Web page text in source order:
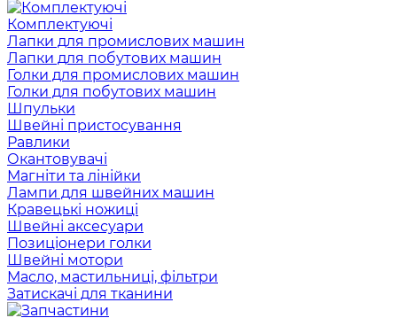
Комплектуючі
Лапки для промислових машин
Лапки для побутових машин
Голки для промислових машин
Голки для побутових машин
Шпульки
Швейні пристосування
Равлики
Окантовувачі
Магніти та лінійки
Лампи для швейних машин
Кравецькі ножиці
Швейні аксесуари
Позиціонери голки
Швейні мотори
Масло, мастильниці, фільтри
Затискачі для тканини